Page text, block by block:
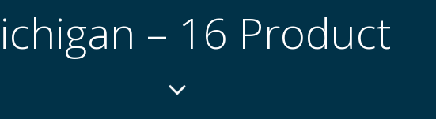
– 16 Product